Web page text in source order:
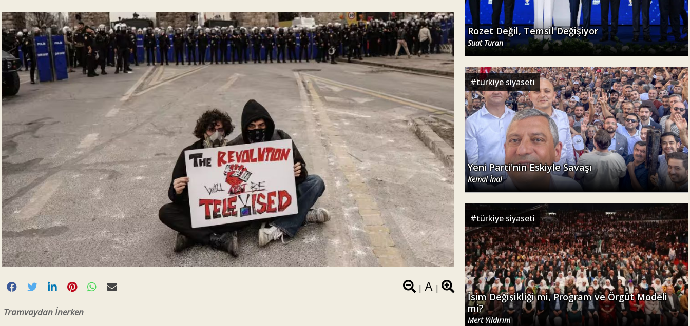
| A |
Tramvaydan İnerken
Rozet Değil, Temsil Değişiyor
Suat Turan
#türkiye siyaseti
Yeni Parti'nin Eskiyle Savaşı
Kemal İnal
#türkiye siyaseti
İsim Değişikliği mi, Program ve Örgüt Modeli
mi?
Mert Yıldırım